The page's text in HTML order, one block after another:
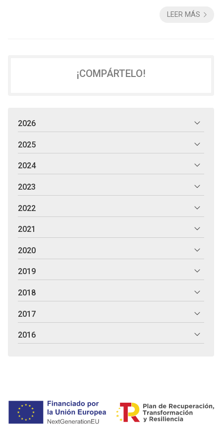
colocar revestimientos en las paredes y suelo de colores
LEER MÁS
¡COMPÁRTELO!
2026
2025
2024
2023
2022
2021
2020
2019
2018
2017
2016